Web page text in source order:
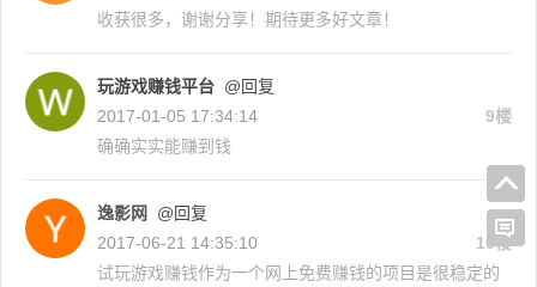
收获很多，谢谢分享！期待更多好文章！
玩游戏赚钱平台 @回复
2017-01-05 17:34:14
9楼
确确实实能赚到钱
逸影网
@回复
2017-06-21 14:35:10
10楼
试玩游戏赚钱作为一个网上免费赚钱的项目是很稳定的